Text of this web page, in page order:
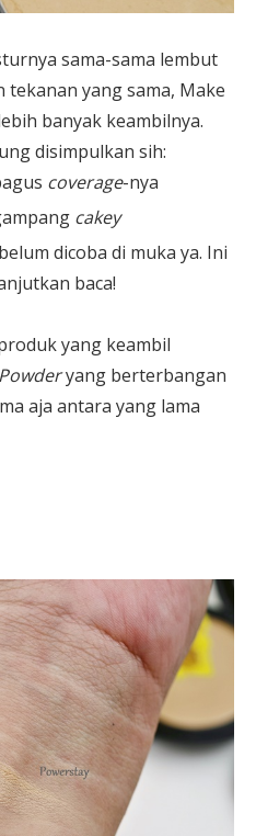
sama-sama lembut
tekanan yang sama, Make
banyak keambilnya.
disimpulkan sih:
coverage-nya
cakey
dicoba di muka ya. Ini
baca!
yang keambil
Powderyang berterbangan
aja antara yang lama